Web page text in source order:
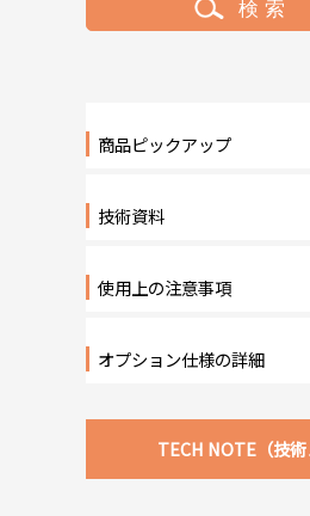
商品ピックアップ
技術資料
使用上の注意事項
オプション仕様の詳細
TECH NOTE（技術